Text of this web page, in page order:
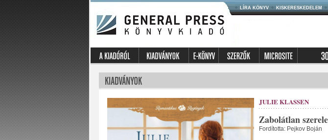
LÍRA KÖNYV KISKERESKEDELEM
JULIE KLASSEN
Zabolátlan
Fordította: Pejkov Boján